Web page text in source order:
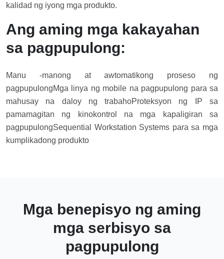
kalidad ng iyong mga produkto.
Ang aming mga kakayahan
sa pagpupulong:
Manu -manong at awtomatikong proseso ng
pagpupulongMga linya ng mobile na pagpupulong para sa
mahusay na daloy ng trabahoProteksyon ng IP sa
pamamagitan ng kinokontrol na mga kapaligiran sa
pagpupulongSequential Workstation Systems para sa mga
kumplikadong produkto
Mga benepisyo ng aming
mga serbisyo sa
pagpupulong